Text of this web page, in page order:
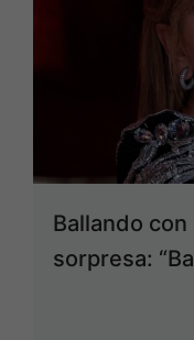
Ballando
sorpresa: